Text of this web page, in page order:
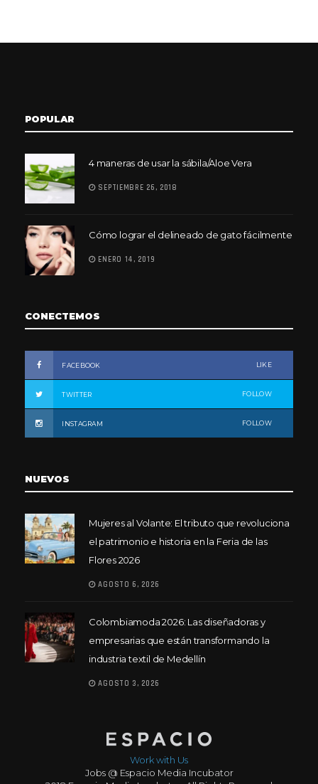
POPULAR
4 maneras de usar la sábila/Aloe Vera
SEPTIEMBRE 26, 2018
Cómo lograr el delineado de gato fácilmente
ENERO 14, 2019
CONECTEMOS
FACEBOOK LIKE
TWITTER FOLLOW
INSTAGRAM FOLLOW
NUEVOS
Mujeres al Volante: El tributo que revoluciona
el patrimonio e historia en la Feria de las
Flores 2026
AGOSTO 6, 2026
Colombiamoda 2026: Las diseñadoras y
empresarias que están transformando la
industria textil de Medellín
AGOSTO 3, 2026
Work with Us
Jobs @ Espacio Media Incubator